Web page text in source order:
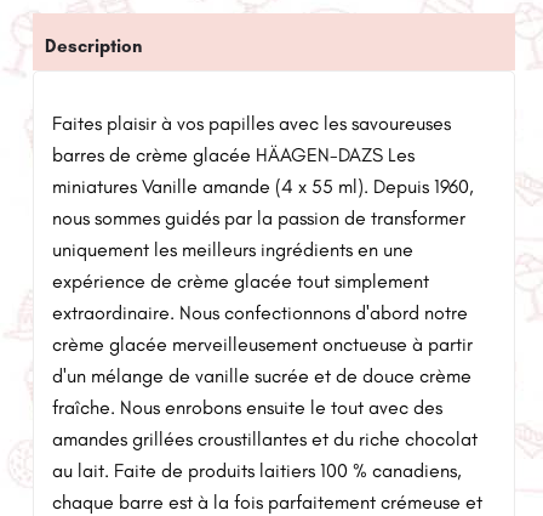
Description
Faites plaisir à vos papilles avec les savoureuses
barres de crème glacée HÄAGEN-DAZS Les
miniatures Vanille amande (4 x 55 ml). Depuis 1960,
nous sommes guidés par la passion de transformer
uniquement les meilleurs ingrédients en une
expérience de crème glacée tout simplement
extraordinaire. Nous confectionnons d'abord notre
crème glacée merveilleusement onctueuse à partir
d'un mélange de vanille sucrée et de douce crème
fraîche. Nous enrobons ensuite le tout avec des
amandes grillées croustillantes et du riche chocolat
au lait. Faite de produits laitiers 100 % canadiens,
chaque barre est à la fois parfaitement crémeuse et